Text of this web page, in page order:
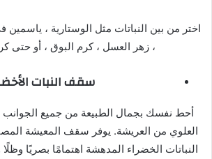
اختر من بين النباتات مثل الوستارية ، ياسمين
، زهر العسل ، كرم البوق ، أو حتى
سقف النبات
أحط نفسك بجمال الطبيعة من جميع الجوانب
العلوي من العريشة. يوفر سقف المعيشة
النباتات الخضراء المدهشة اهتمامًا بصريًا